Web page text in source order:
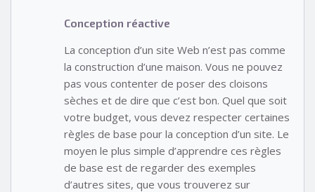
Conception réactive
La conception d’un site Web n’est pas comme
la construction d’une maison. Vous ne pouvez
pas vous contenter de poser des cloisons
sèches et de dire que c’est bon. Quel que soit
votre budget, vous devez respecter certaines
règles de base pour la conception d’un site. Le
moyen le plus simple d’apprendre ces règles
de base est de regarder des exemples
d’autres sites, que vous trouverez sur